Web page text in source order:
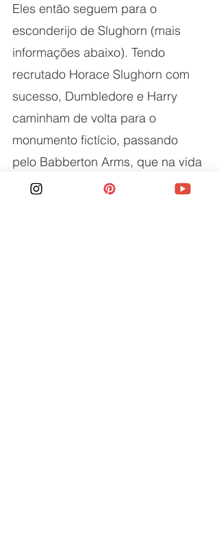
Eles então seguem para o
esconderijo de Slughorn (mais
informações abaixo). Tendo
recrutado Horace Slughorn com
sucesso, Dumbledore e Harry
caminham de volta para o
monumento fictício, passando
pelo Babberton Arms, que na vida
real é a pousada do século 15,